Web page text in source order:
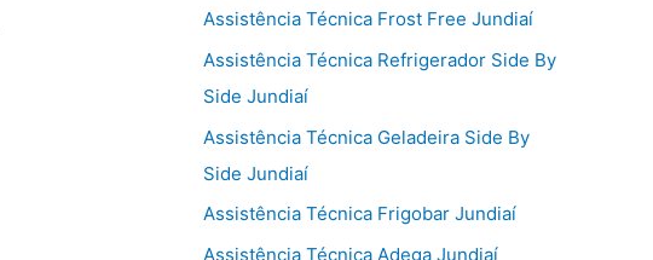
Assistência Técnica Frost Free Jundiaí
Assistência Técnica Refrigerador Side By
Side Jundiaí
Assistência Técnica Geladeira Side By
Side Jundiaí
Assistência Técnica Frigobar Jundiaí
Assistência Técnica Adega Jundiaí